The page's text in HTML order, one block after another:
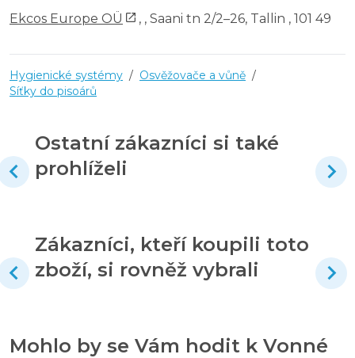
Ekcos Europe OÜ , , Saani tn 2/2–26, Tallin , 101 49
Hygienické systémy / Osvěžovače a vůně /
Síťky do pisoárů
Ostatní zákazníci si také
prohlíželi
Zákazníci, kteří koupili toto
zboží, si rovněž vybrali
Mohlo by se Vám hodit k Vonné